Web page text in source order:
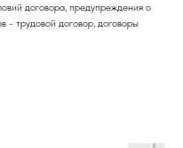
договора, предупреждения о
- трудовой договор, договоры